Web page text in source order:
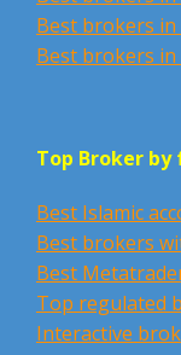
Best brokers in
Best brokers in
Top Broker
Best Islamic
Best brokers
Best
Top regulated
Interactive